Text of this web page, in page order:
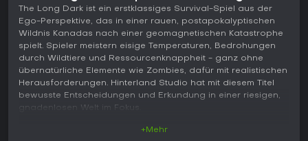
The Long Dark ist ein erstklassiges Survival-Spiel aus der
Ego-Perspektive, das in einer rauen, postapokalyptischen
Wildnis Kanadas nach einer geomagnetischen Katastrophe
spielt. Spieler meistern eisige Temperaturen, Bedrohungen
durch Wildtiere und Ressourcenknappheit - ganz ohne
übernatürliche Elemente wie Zombies, dafür mit realistischen
Herausforderungen. Hinterland Studio hat mit diesem Titel
bewusste Entscheidungen und Erkundung in einer riesigen,
gnadenlosen Welt im Fokus.
+Mehr